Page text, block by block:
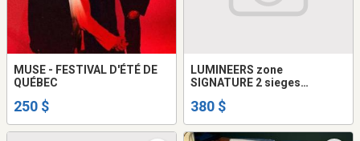
MUSE - FESTIVAL D'ÉTÉ DE
QUÉBEC
250 $
LUMINEERS zone
SIGNATURE 2 sieges
380 $